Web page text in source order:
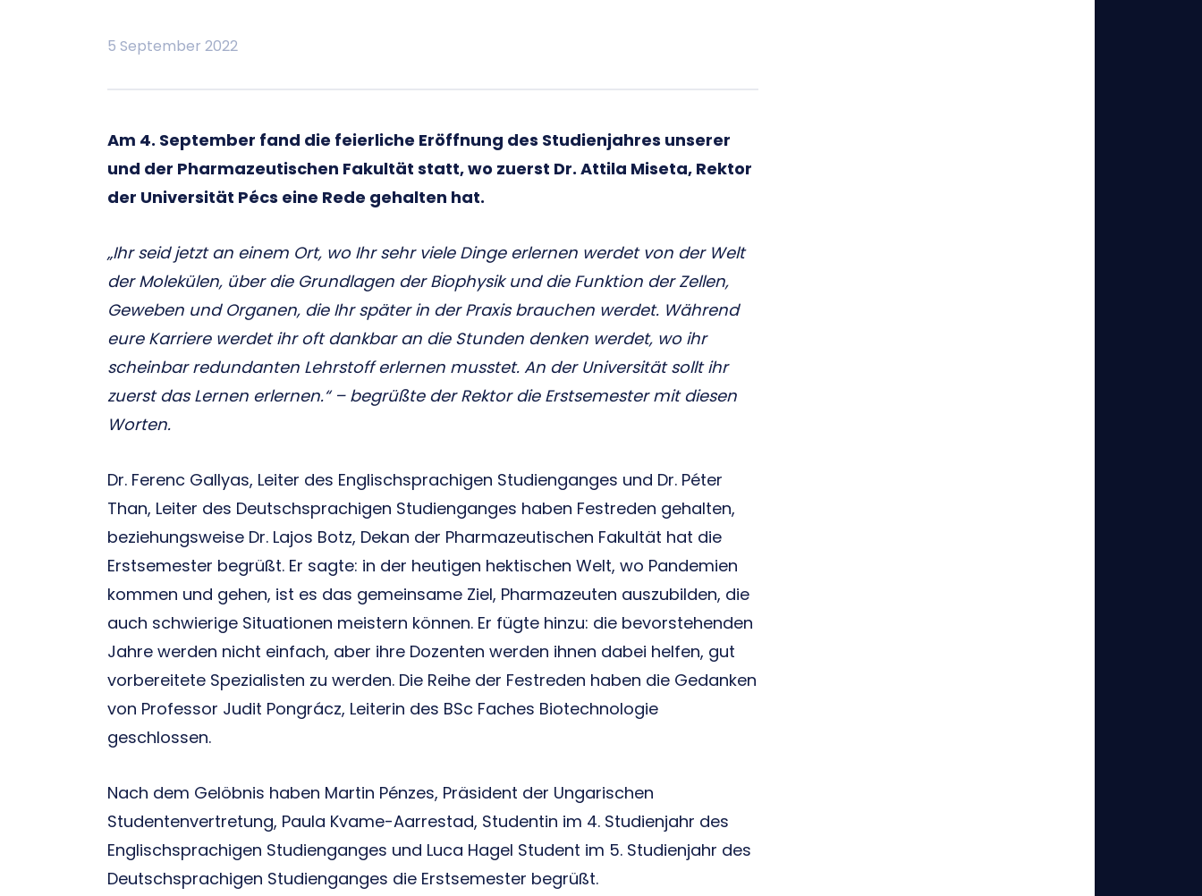
5 September 2022
Am 4. September fand die feierliche Eröffnung des Studienjahres unserer
und der Pharmazeutischen Fakultät statt, wo zuerst Dr. Attila Miseta, Rektor
der Universität Pécs eine Rede gehalten hat.
„Ihr seid jetzt an einem Ort, wo Ihr sehr viele Dinge erlernen werdet von der Welt
der Molekülen, über die Grundlagen der Biophysik und die Funktion der Zellen,
Geweben und Organen, die Ihr später in der Praxis brauchen werdet. Während
eure Karriere werdet ihr oft dankbar an die Stunden denken werdet, wo ihr
scheinbar redundanten Lehrstoff erlernen musstet. An der Universität sollt ihr
zuerst das Lernen erlernen.“ – begrüßte der Rektor die Erstsemester mit diesen
Worten.
Dr. Ferenc Gallyas, Leiter des Englischsprachigen Studienganges und Dr. Péter
Than, Leiter des Deutschsprachigen Studienganges haben Festreden gehalten,
beziehungsweise Dr. Lajos Botz, Dekan der Pharmazeutischen Fakultät hat die
Erstsemester begrüßt. Er sagte: in der heutigen hektischen Welt, wo Pandemien
kommen und gehen, ist es das gemeinsame Ziel, Pharmazeuten auszubilden, die
auch schwierige Situationen meistern können. Er fügte hinzu: die bevorstehenden
Jahre werden nicht einfach, aber ihre Dozenten werden ihnen dabei helfen, gut
vorbereitete Spezialisten zu werden. Die Reihe der Festreden haben die Gedanken
von Professor Judit Pongrácz, Leiterin des BSc Faches Biotechnologie
geschlossen.
Nach dem Gelöbnis haben Martin Pénzes, Präsident der Ungarischen
Studentenvertretung, Paula Kvame-Aarrestad, Studentin im 4. Studienjahr des
Englischsprachigen Studienganges und Luca Hagel Student im 5. Studienjahr des
Deutschsprachigen Studienganges die Erstsemester begrüßt.